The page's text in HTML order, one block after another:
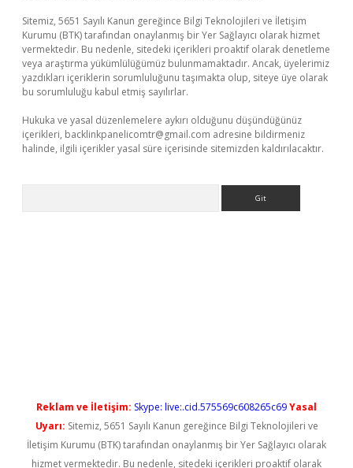
Sitemiz, 5651 Sayılı Kanun gereğince Bilgi Teknolojileri ve İletişim
Kurumu (BTK) tarafından onaylanmış bir Yer Sağlayıcı olarak hizmet
vermektedir. Bu nedenle, sitedeki içerikleri proaktif olarak denetleme
veya araştırma yükümlülüğümüz bulunmamaktadır. Ancak, üyelerimiz
yazdıkları içeriklerin sorumluluğunu taşımakta olup, siteye üye olarak
bu sorumluluğu kabul etmiş sayılırlar.
Hukuka ve yasal düzenlemelere aykırı olduğunu düşündüğünüz
içerikleri, backlinkpanelicomtr@gmail.com adresine bildirmeniz
halinde, ilgili içerikler yasal süre içerisinde sitemizden kaldırılacaktır.
Reklam ve İletişim: Skype: live:.cid.575569c608265c69Yasal
Uyarı: Sitemiz, 5651 Sayılı Kanun gereğince Bilgi Teknolojileri ve
İletişim Kurumu (BTK) tarafından onaylanmış bir Yer Sağlayıcı olarak
hizmet vermektedir. Bu nedenle, sitedeki içerikleri proaktif olarak